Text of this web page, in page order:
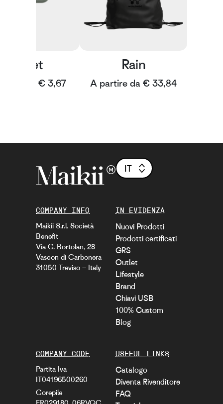
Bullet
da € 3,67
Rain
A partire da € 33,84
COMPANY INFO
Maikii S.r.l. Società
Benefit
Via G. Bortolan, 28
Vascon di Carbonera
31050 Treviso – Italy
IN EVIDENZA
Nuovi Prodotti
Prodotti certificati
GRS
Outlet
Lifestyle
Brand
Chiavi USB
100% Custom
Blog
USEFUL LINKS
Catalogo
Diventa Rivenditore
FAQ
COMPANY CODE
Partita Iva
IT04196500260
Corepile
IT